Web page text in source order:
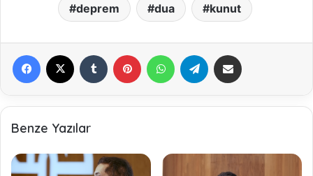
deprem dua kunut
Benze Yazılar